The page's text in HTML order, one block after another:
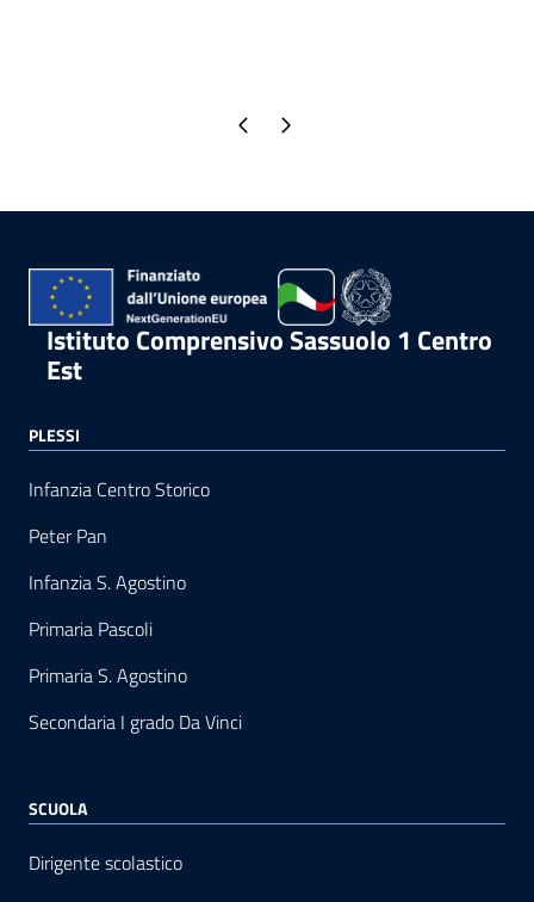
Pagina precedente
Pagina successiva
Istituto Comprensivo Sassuolo 1 Centro
Est
PLESSI
Infanzia Centro Storico
Peter Pan
Infanzia S. Agostino
Primaria Pascoli
Primaria S. Agostino
Secondaria I grado Da Vinci
SCUOLA
Dirigente scolastico